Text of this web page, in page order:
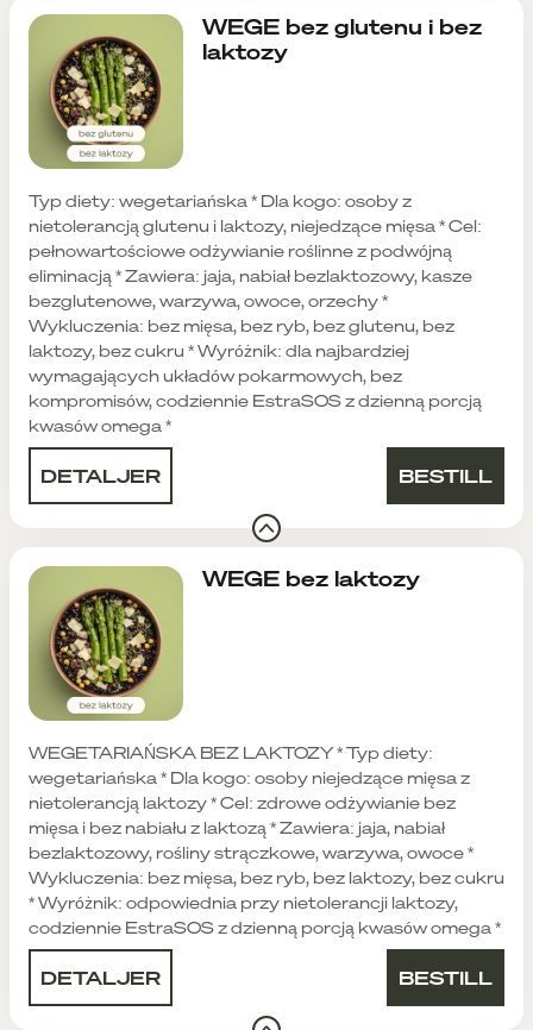
WEGE bez glutenu i bez
laktozy
Typ diety: wegetariańska * Dla kogo: osoby z
nietolerancją glutenu i laktozy, niejedzące mięsa * Cel:
pełnowartościowe odżywianie roślinne z podwójną
eliminacją * Zawiera: jaja, nabiał bezlaktozowy, kasze
bezglutenowe, warzywa, owoce, orzechy *
Wykluczenia: bez mięsa, bez ryb, bez glutenu, bez
laktozy, bez cukru * Wyróżnik: dla najbardziej
wymagających układów pokarmowych, bez
kompromisów, codziennie EstraSOS z dzienną porcją
kwasów omega *
DETALJER BESTILL
WEGE bez laktozy
WEGETARIAŃSKA BEZ LAKTOZY * Typ diety:
wegetariańska * Dla kogo: osoby niejedzące mięsa z
nietolerancją laktozy * Cel: zdrowe odżywianie bez
mięsa i bez nabiału z laktozą * Zawiera: jaja, nabiał
bezlaktozowy, rośliny strączkowe, warzywa, owoce *
Wykluczenia: bez mięsa, bez ryb, bez laktozy, bez cukru
* Wyróżnik: odpowiednia przy nietolerancji laktozy,
codziennie EstraSOS z dzienną porcją kwasów omega *
DETALJER BESTILL